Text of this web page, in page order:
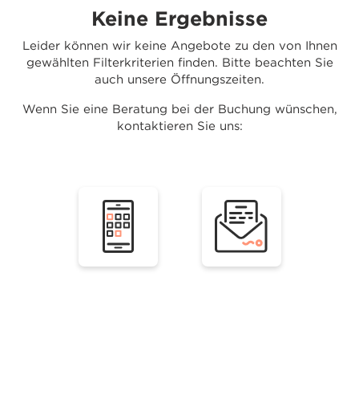
Keine Ergebnisse
Leider können wir keine Angebote zu den von Ihnen
gewählten Filterkriterien finden. Bitte beachten Sie
auch unsere Öffnungszeiten.
Wenn Sie eine Beratung bei der Buchung wünschen,
kontaktieren Sie uns: